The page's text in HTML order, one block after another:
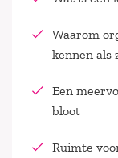
Waarom
kennen als
Een
bloot
Ruimte